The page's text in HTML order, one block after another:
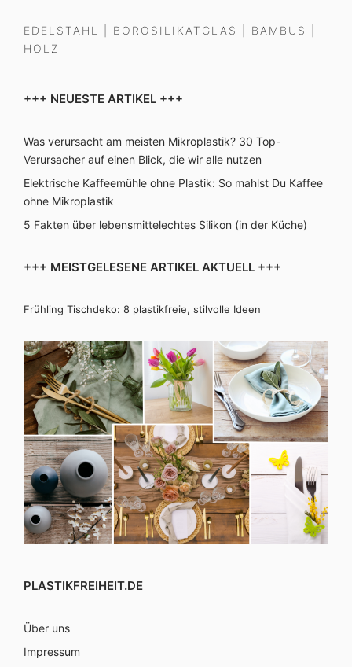
EDELSTAHL BOROSILIKATGLAS BAMBUS
HOLZ
+++ NEUESTE ARTIKEL +++
Was verursacht am meisten Mikroplastik? 30 Top-
Verursacher auf einen Blick, die wir alle nutzen
Elektrische Kaffeemühle ohne Plastik: So mahlst Du Kaffee
ohne Mikroplastik
5 Fakten über lebensmittelechtes Silikon (in der Küche)
+++ MEISTGELESENE ARTIKEL AKTUELL +++
Frühling Tischdeko: 8 plastikfreie, stilvolle Ideen
PLASTIKFREIHEIT.DE
Über uns
Impressum